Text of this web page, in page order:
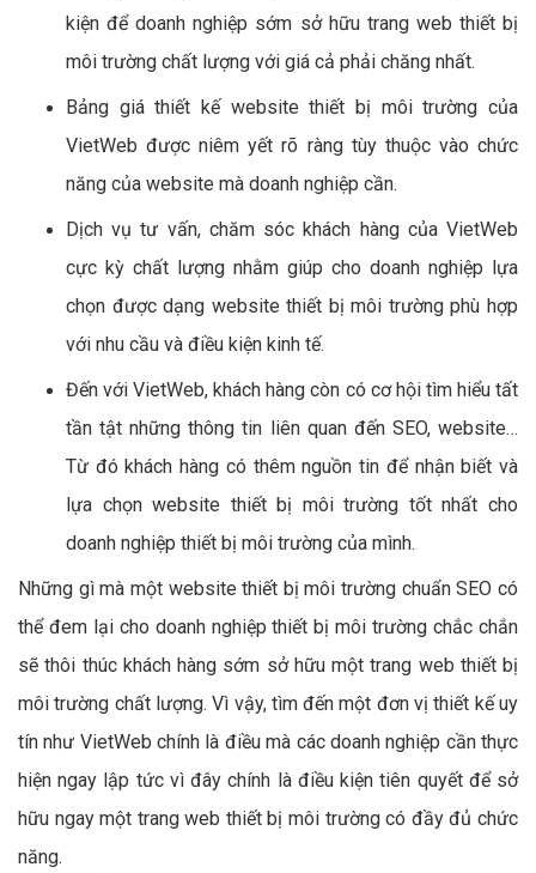
kiện để doanh nghiệp sớm sở hữu trang web thiết bị
môi trường chất lượng với giá cả phải chăng nhất.
Bảng giá thiết kế website thiết bị môi trường của
VietWeb được niêm yết rõ ràng tùy thuộc vào chức
năng của website mà doanh nghiệp cần.
Dịch vụ tư vấn, chăm sóc khách hàng của VietWeb
cực kỳ chất lượng nhằm giúp cho doanh nghiệp lựa
chọn được dạng website thiết bị môi trường phù hợp
với nhu cầu và điều kiện kinh tế.
Đến với VietWeb, khách hàng còn có cơ hội tìm hiểu tất
tần tật những thông tin liên quan đến SEO, website…
Từ đó khách hàng có thêm nguồn tin để nhận biết và
lựa chọn website thiết bị môi trường tốt nhất cho
doanh nghiệp thiết bị môi trường của mình.
Những gì mà một website thiết bị môi trường chuẩn SEO có
thể đem lại cho doanh nghiệp thiết bị môi trường chắc chắn
sẽ thôi thúc khách hàng sớm sở hữu một trang web thiết bị
môi trường chất lượng. Vì vậy, tìm đến một đơn vị thiết kế uy
tín như VietWeb chính là điều mà các doanh nghiệp cần thực
hiện ngay lập tức vì đây chính là điều kiện tiên quyết để sở
hữu ngay một trang web thiết bị môi trường có đầy đủ chức
năng.